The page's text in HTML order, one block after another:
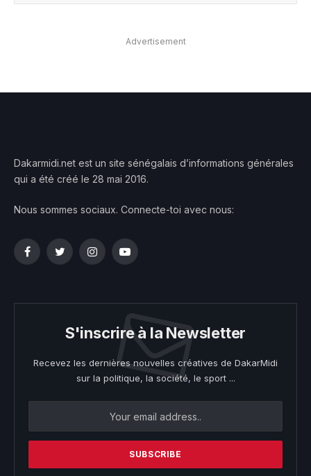
Advertisement
Dakarmidi.net est un site sénégalais d’informations générales
qui a été créé le 28 mai 2016.
Nous sommes sociaux. Connecte-toi avec nous:
FacebookTwitterInstagramYouTube
S'inscrire à la Newsletter
Recevez les dernières nouvelles créatives de DakarMidi
sur la politique, la société, le sport ...